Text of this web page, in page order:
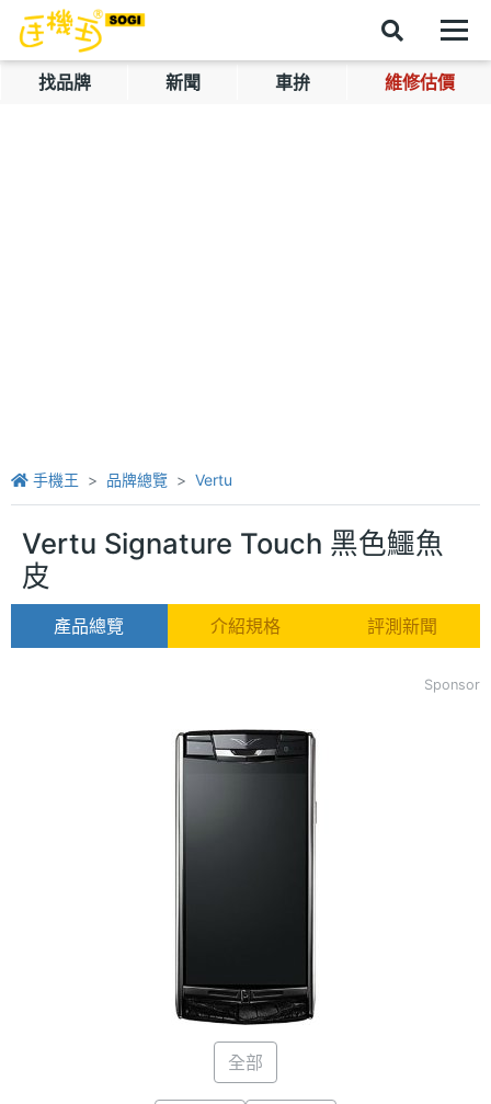
找品牌 新聞 車拚 維修估價
手機王 品牌總覽 Vertu
Vertu Signature Touch 黑色鱷魚
皮
產品總覽 介紹規格 評測新聞
Sponsor
全部